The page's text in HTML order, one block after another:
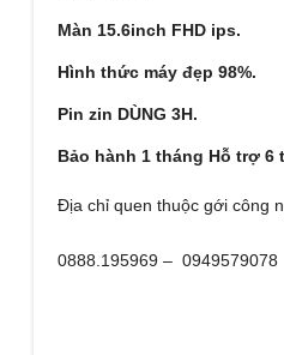
Màn 15.6inch FHD ips.
Hình thức máy đẹp 98%.
Pin zin DÙNG 3H.
Bảo hành 1 tháng Hỗ trợ 6
Địa chỉ quen thuộc gới công
0888.195969 – 0949579078